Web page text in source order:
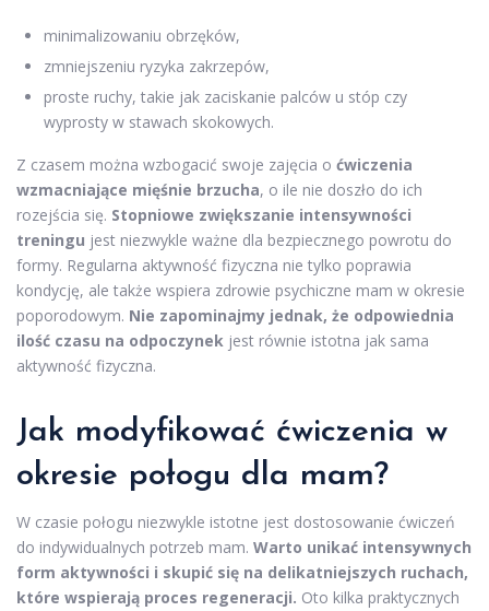
minimalizowaniu obrzęków,
zmniejszeniu ryzyka zakrzepów,
proste ruchy, takie jak zaciskanie palców u stóp czy
wyprosty w stawach skokowych.
Z czasem można wzbogacić swoje zajęcia o ćwiczenia
wzmacniające mięśnie brzucha, o ile nie doszło do ich
rozejścia się. Stopniowe zwiększanie intensywności
treningu jest niezwykle ważne dla bezpiecznego powrotu do
formy. Regularna aktywność fizyczna nie tylko poprawia
kondycję, ale także wspiera zdrowie psychiczne mam w okresie
poporodowym. Nie zapominajmy jednak, że odpowiednia
ilość czasu na odpoczynek jest równie istotna jak sama
aktywność fizyczna.
Jak modyfikować ćwiczenia w
okresie połogu dla mam?
W czasie połogu niezwykle istotne jest dostosowanie ćwiczeń
do indywidualnych potrzeb mam. Warto unikać intensywnych
form aktywności i skupić się na delikatniejszych ruchach,
które wspierają proces regeneracji. Oto kilka praktycznych